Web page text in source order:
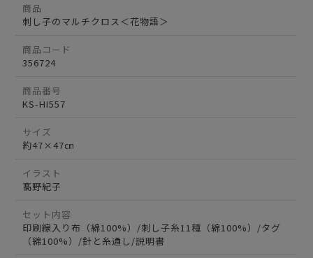
商品
刺し子のマルチクロス＜花物語＞
商品コード
356724
商品番号
KS-HI557
サイズ
約47×47㎝
イラスト
髙野紀子
セット内容
印刷線入り布（綿100%）/刺し子糸11種（綿100%）/タグ
（綿100%）/針と糸通し/説明書